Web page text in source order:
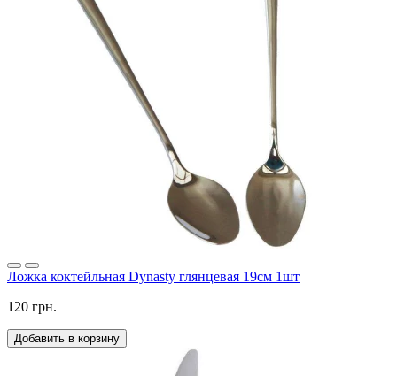
Ложка коктейльная Dynasty глянцевая 19см 1шт
120 грн.
Добавить в корзину